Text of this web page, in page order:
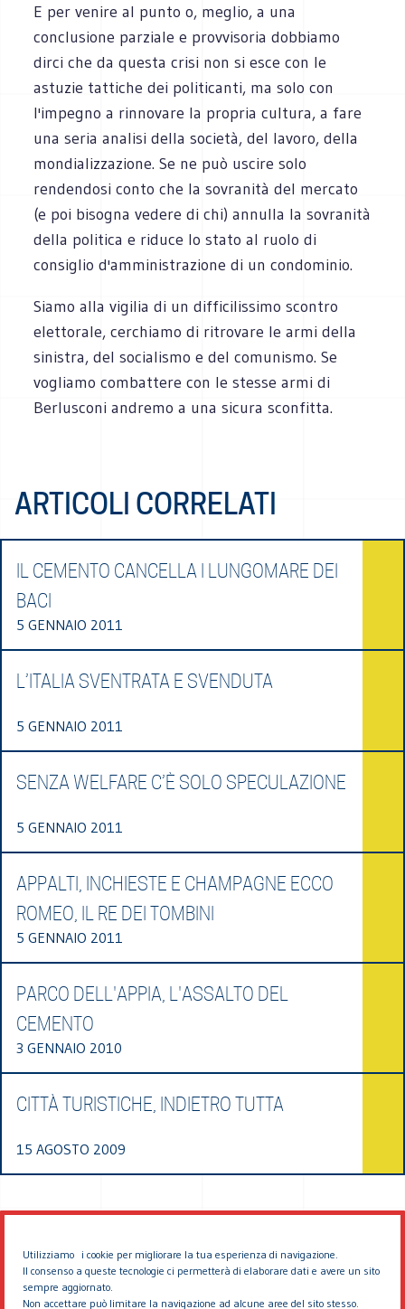
Utilizziamo i cookie per migliorare la tua esperienza di navigazione.
Il consenso a queste tecnologie ci permetterà di elaborare dati e avere un sito
sempre aggiornato.
Non accettare può limitare la navigazione ad alcune aree del sito stesso.
E per venire al punto o, meglio, a una
conclusione parziale e provvisoria dobbiamo
dirci che da questa crisi non si esce con le
astuzie tattiche dei politicanti, ma solo con
l'impegno a rinnovare la propria cultura, a fare
una seria analisi della società, del lavoro, della
mondializzazione. Se ne può uscire solo
rendendosi conto che la sovranità del mercato
(e poi bisogna vedere di chi) annulla la sovranità
della politica e riduce lo stato al ruolo di
consiglio d'amministrazione di un condominio.
Siamo alla vigilia di un difficilissimo scontro
elettorale, cerchiamo di ritrovare le armi della
sinistra, del socialismo e del comunismo. Se
vogliamo combattere con le stesse armi di
Berlusconi andremo a una sicura sconfitta.
ARTICOLI CORRELATI
IL CEMENTO CANCELLA I LUNGOMARE DEI
BACI
5 GENNAIO 2011
L’ITALIA SVENTRATA E SVENDUTA
5 GENNAIO 2011
SENZA WELFARE C’È SOLO SPECULAZIONE
5 GENNAIO 2011
APPALTI, INCHIESTE E CHAMPAGNE ECCO
ROMEO, IL RE DEI TOMBINI
5 GENNAIO 2011
PARCO DELL'APPIA, L'ASSALTO DEL
CEMENTO
3 GENNAIO 2010
CITTÀ TURISTICHE, INDIETRO TUTTA
15 AGOSTO 2009